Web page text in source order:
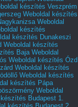
készítés Veszprém
Weboldal készítés
Weboldal
készítés
készítés Dunakeszi
Weboldal készítés
Baja Weboldal
Weboldal készítés Ózd
Weboldal készítés
Weboldal készítés
készítés Pápa
Weboldal
Budapest 1.
készítés Budapest 2.